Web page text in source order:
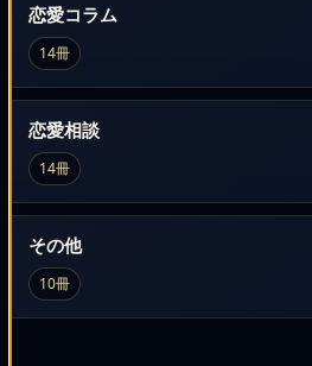
恋愛コラム
14冊
恋愛相談
14冊
その他
10冊